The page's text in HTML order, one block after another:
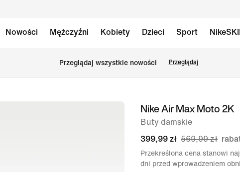
Nowości Mężczyźni Kobiety Dzieci Sport
Przeglądaj wszystkie nowości Przeglądaj
obrazNike Air Max Moto 2K
Buty damskie
399,99 zł 569,99 zł
Przekreślona cena stanowi
dni przed wprowadzeniem